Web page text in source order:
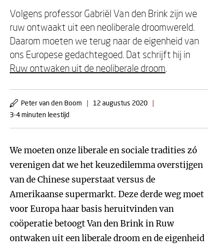
Volgens professor Gabriël Van den Brink zijn we
ruw ontwaakt uit een neoliberale droomwereld.
Daarom moeten we terug naar de eigenheid van
ons Europese gedachtegoed. Dat schrijft hij in
Ruw ontwaken uit de neoliberale droom.
Peter van den Boom | 12 augustus 2020
|
3-4 minuten leestijd
We moeten onze liberale en sociale tradities zó
verenigen dat we het keuzedilemma overstijgen
van de Chinese superstaat versus de
Amerikaanse supermarkt. Deze derde weg moet
voor Europa haar basis heruitvinden van
coöperatie betoogt Van den Brink in Ruw
ontwaken uit een liberale droom en de eigenheid